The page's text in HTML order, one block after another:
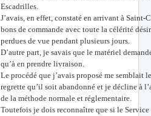
Escadrilles.
J’avais, en effet, constaté en arrivant à Saint-
bons de commande avec toute la célérité
perdues de vue pendant plusieurs jours.
D’autre part, je savais que le matériel
qu’à en prendre livraison.
Le procédé que j’avais proposé me semblait
regrette qu’il soit abandonné et je décline à
de la méthode normale et réglementaire.
Toutefois je dois reconnaître que si le